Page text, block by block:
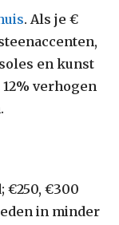
. Als je €
en kunst
verhogen
€250, €300
in minder